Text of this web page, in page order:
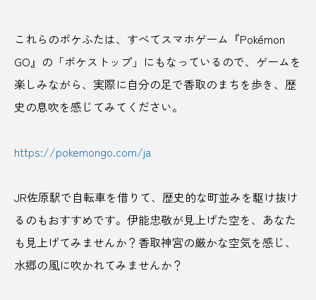
香取 香取市
香取神宮 香川県 香水 馬
高田 高知 高級旅館
鬼滅の刃 鯛 鯛一郎クン 鳥取県
鶴乃湯 鹿 鹿児島 鹿児島県
鹿嶋市 麺
これらのポケふたは、すべてスマホゲーム『Pokémon
GO』の「ポケストップ」にもなっているので、ゲームを
楽しみながら、実際に自分の足で香取のまちを歩き、歴
史の息吹を感じてみてください。
https://pokemongo.com/ja
JR佐原駅で自転車を借りて、歴史的な町並みを駆け抜け
るのもおすすめです。伊能忠敬が見上げた空を、あなた
も見上げてみませんか？香取神宮の厳かな空気を感じ、
水郷の風に吹かれてみませんか？